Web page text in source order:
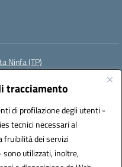
tracciamento
di profilazione degli utenti -
tecnici necessari al
fruibilità dei servizi
sono utilizzati, inoltre,
Ninfa (TP)
(IPA): istsc_tpic807004